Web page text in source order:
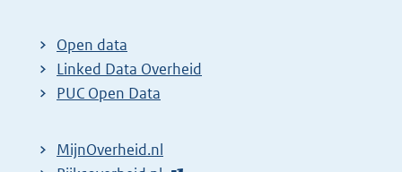
t
e
r
l
Open data
Linked Data Overheid
PUC Open Data
MijnOverheid.nl